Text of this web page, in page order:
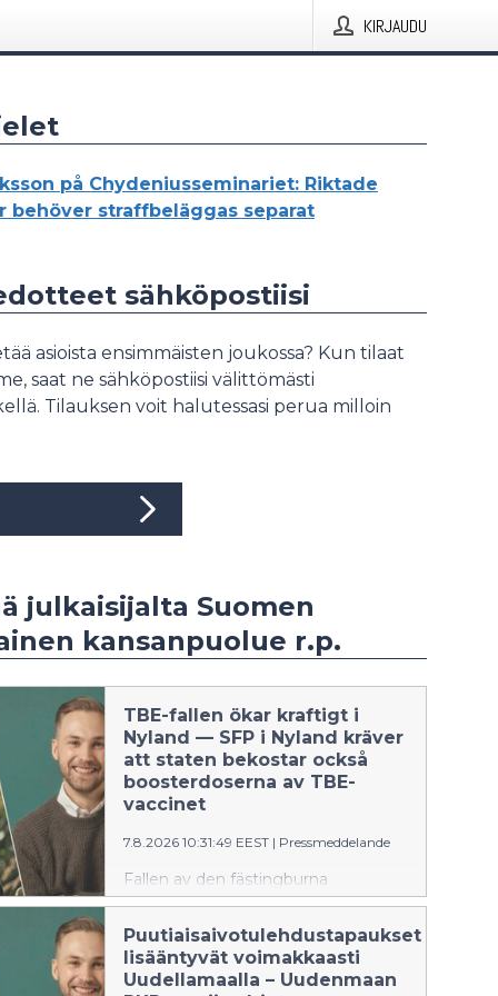
KIRJAUDU
på Chydeniusseminariet: Riktade
behöver straffbeläggas separat
sähköpostiisi
asioista ensimmäisten joukossa? Kun tilaat
saat ne sähköpostiisi välittömästi
Tilauksen voit halutessasi perua milloin
julkaisijalta Suomen
kansanpuolue r.p.
TBE-fallen ökar kraftigt i
Nyland — SFP i Nyland kräver
att staten bekostar också
boosterdoserna av TBE-
vaccinet
7.8.2026 10:31:49 EEST | Pressmeddelande
Fallen av den fästingburna
sjukdomen TBE har fördubblats i
Västra Nyland i år jämfört med
samma tid ifjol — 49 fall mot 25 fall i
fjol. Inom loppet av några år har TBE
Puutiaisaivotulehdustapaukset
lisääntyvät voimakkaasti
Uudellamaalla – Uudenmaan